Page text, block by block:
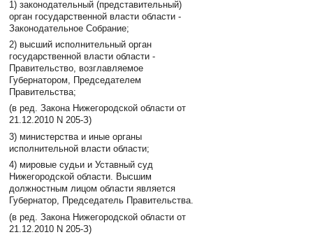
1) законодательный (представительный)
орган государственной власти области -
Законодательное Собрание;
2) высший исполнительный орган
государственной власти области -
Правительство, возглавляемое
Губернатором, Председателем
Правительства;
(в ред. Закона Нижегородской области от
21.12.2010 N 205-З)
3) министерства и иные органы
исполнительной власти области;
4) мировые судьи и Уставный суд
Нижегородской области. Высшим
должностным лицом области является
Губернатор, Председатель Правительства.
(в ред. Закона Нижегородской области от
21.12.2010 N 205-З)